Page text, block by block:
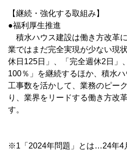
【継続・強化する取組み】
●福利厚生推進
積水ハウス建設は働き方改革
業ではまだ完全実現が少ない現
休日125日」、「完全週休2日」
100％」を継続するほか、積水
工事数を活かして、業務のピー
り、業界をリードする働き方改
す。
※1「2024年問題」とは…24年4